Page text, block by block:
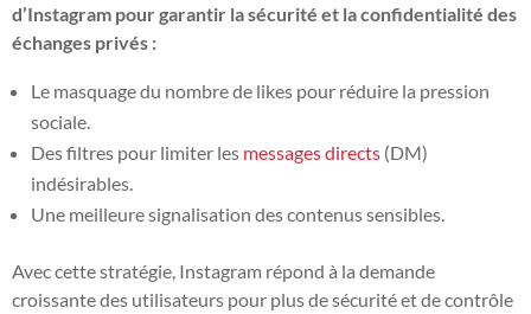
d’Instagram pour garantir la sécurité et la confidentialité des
échanges privés :
Le masquage du nombre de likes pour réduire la pression
sociale.
Des filtres pour limiter les messages directs (DM)
indésirables.
Une meilleure signalisation des contenus sensibles.
Avec cette stratégie, Instagram répond à la demande
croissante des utilisateurs pour plus de sécurité et de contrôle